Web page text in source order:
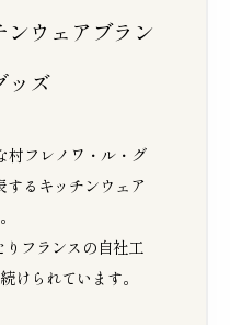
ウェアブラン
ッズ
村フレノワ・ル・グ
するキッチンウェア
フランスの自社工
けられています。